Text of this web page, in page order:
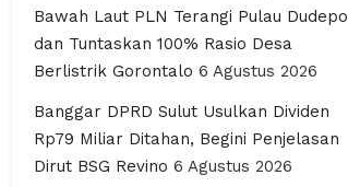
Bawah Laut PLN Terangi Pulau Dudepo
dan Tuntaskan 100% Rasio Desa
Berlistrik Gorontalo 6 Agustus 2026
Banggar DPRD Sulut Usulkan Dividen
Rp79 Miliar Ditahan, Begini Penjelasan
Dirut BSG Revino 6 Agustus 2026